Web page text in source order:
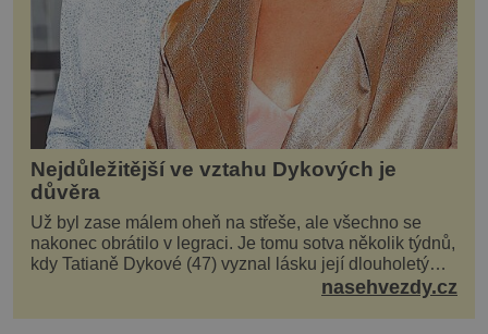
Nejdůležitější ve vztahu Dykových je
důvěra
Už byl zase málem oheň na střeše, ale všechno se
nakonec obrátilo v legraci. Je tomu sotva několik týdnů,
kdy Tatianě Dykové (47) vyznal lásku její dlouholetý
kolega a kamarád. Lidé si hned mysleli, ž...nasehvezdy.cz